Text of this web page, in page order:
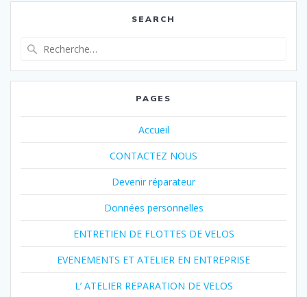
SEARCH
:
PAGES
Accueil
CONTACTEZ NOUS
Devenir réparateur
Données personnelles
ENTRETIEN DE FLOTTES DE VELOS
EVENEMENTS ET ATELIER EN ENTREPRISE
L’ ATELIER REPARATION DE VELOS